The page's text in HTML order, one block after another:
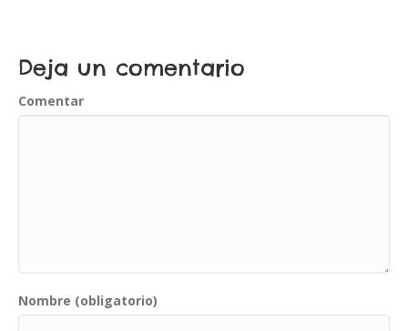
Deja un comentario
Comentar
Nombre (obligatorio)